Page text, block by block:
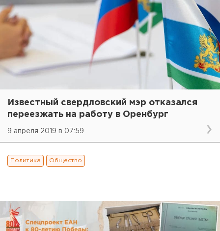
Известный свердловский мэр отказался
переезжать на работу в Оренбург
9 апреля 2019 в 07:59
Политика Общество